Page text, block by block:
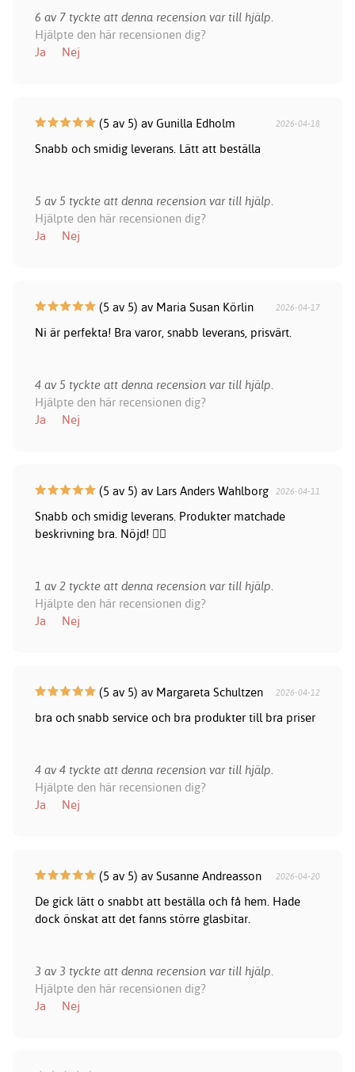
6 av 7 tyckte att denna recension var till hjälp.
Hjälpte den här recensionen dig?
Ja
Nej
(5 av 5) av Gunilla Edholm 2026-04-18
Snabb och smidig leverans. Lätt att beställa
5 av 5 tyckte att denna recension var till hjälp.
Hjälpte den här recensionen dig?
Ja
Nej
(5 av 5) av Maria Susan Körlin 2026-04-17
Ni är perfekta! Bra varor, snabb leverans, prisvärt.
4 av 5 tyckte att denna recension var till hjälp.
Hjälpte den här recensionen dig?
Ja
Nej
(5 av 5) av Lars Anders Wahlborg 2026-04-11
Snabb och smidig leverans. Produkter matchade
beskrivning bra. Nöjd! 👍🏻
1 av 2 tyckte att denna recension var till hjälp.
Hjälpte den här recensionen dig?
Ja
Nej
(5 av 5) av Margareta Schultzen 2026-04-12
bra och snabb service och bra produkter till bra priser
4 av 4 tyckte att denna recension var till hjälp.
Hjälpte den här recensionen dig?
Ja
Nej
(5 av 5) av Susanne Andreasson 2026-04-20
De gick lätt o snabbt att beställa och få hem. Hade
dock önskat att det fanns större glasbitar.
3 av 3 tyckte att denna recension var till hjälp.
Hjälpte den här recensionen dig?
Ja
Nej